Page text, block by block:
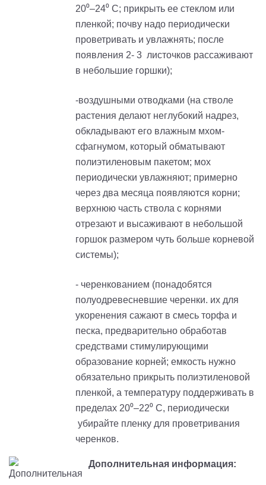
20⁰–24⁰ С; прикрыть ее стеклом или
пленкой; почву надо периодически
проветривать и увлажнять; после
появления 2- 3 листочков рассаживают
в небольшие горшки);
-воздушными отводками (на стволе
растения делают неглубокий надрез,
обкладывают его влажным мхом-
сфагнумом, который обматывают
полиэтиленовым пакетом; мох
периодически увлажняют; примерно
через два месяца появляются корни;
верхнюю часть ствола с корнями
отрезают и высаживают в небольшой
горшок размером чуть больше корневой
системы);
- черенкованием (понадобятся
полуодревесневшие черенки. их для
укоренения сажают в смесь торфа и
песка, предварительно обработав
средствами стимулирующими
образование корней; емкость нужно
обязательно прикрыть полиэтиленовой
пленкой, а температуру поддерживать в
пределах 20⁰–22⁰ С, периодически
убирайте пленку для проветривания
черенков.
Дополнительная информация: